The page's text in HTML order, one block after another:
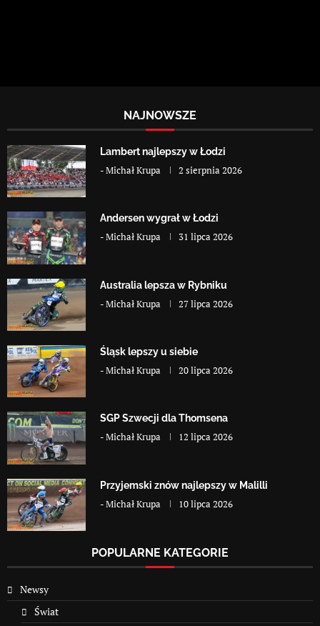
NAJNOWSZE
Lambert najlepszy w Łodzi
-Michał Krupa 2 sierpnia 2026
Andersen wygrał w Łodzi
-Michał Krupa 31 lipca 2026
Australia lepsza w Rybniku
-Michał Krupa 27 lipca 2026
Śląsk lepszy u siebie
-Michał Krupa 20 lipca 2026
SGP Szwecji dla Thomsena
-Michał Krupa 12 lipca 2026
Przyjemski znów najlepszy w Malilli
-Michał Krupa 10 lipca 2026
POPULARNE KATEGORIE
Newsy
Świat